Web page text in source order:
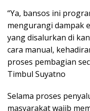
“Ya, bansos ini
mengurangi dampak
yang disalurkan di
cara manual,
proses pembagian
Timbul Suyatno
Selama proses
masyarakat wajib